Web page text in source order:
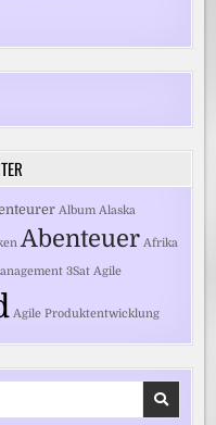
Album Alaska
Abenteuer Afrika
3Sat Agile
Agile Produktentwicklung